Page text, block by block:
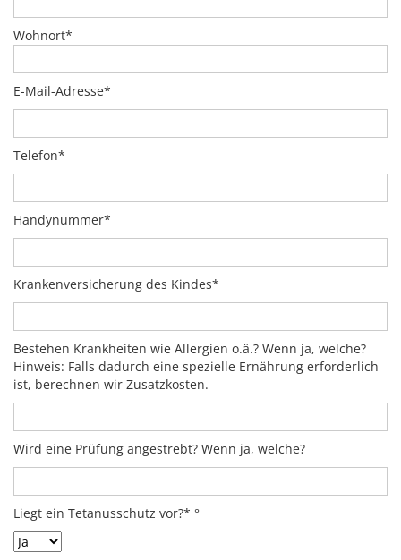
Wohnort*
E-Mail-Adresse*
Telefon*
Handynummer*
Krankenversicherung des Kindes*
Bestehen Krankheiten wie Allergien o.ä.? Wenn ja, welche?
Hinweis: Falls dadurch eine spezielle Ernährung erforderlich
ist, berechnen wir Zusatzkosten.
Wird eine Prüfung angestrebt? Wenn ja, welche?
Liegt ein Tetanusschutz vor?* °